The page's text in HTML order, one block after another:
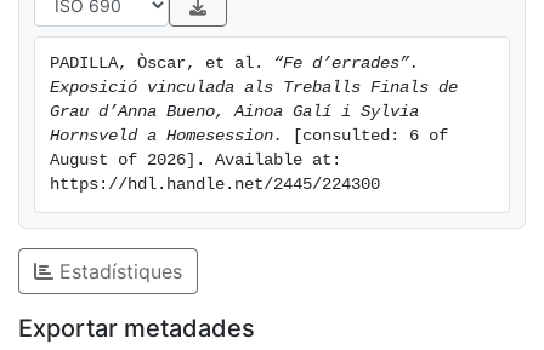
d’investigació (TFG) desenvolupats amb el seguiment
dels tutors i membres del GIDC “Art, Professió i
Docència”.
PADILLA, Òscar, et al.
“Fe d’errades”.
Exposició vinculada als Treballs Finals de
Grau d’Anna Bueno, Ainoa Galí i Sylvia
Hornsveld a Homesession.
[consulted: 6 of
August of 2026]. Available at:
https://hdl.handle.net/2445/224300
Estadístiques
Exportar metadades